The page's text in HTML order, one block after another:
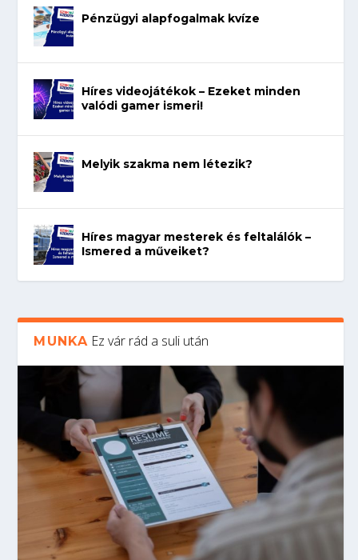
Pénzügyi alapfogalmak kvíze
Híres videojátékok – Ezeket minden
valódi gamer ismeri!
Melyik szakma nem létezik?
Híres magyar mesterek és feltalálók –
Ismered a műveiket?
MUNKA Ez vár rád a suli után